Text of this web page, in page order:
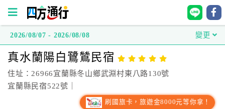
方
通
行
2026/08/07 - 2026/08/08 變更
真水蘭陽白鷺鷥民宿
住址：26966宜蘭縣冬山鄉武淵村東八路130號
宜蘭縣民宿522號｜
刷國旅卡，旅遊金8000元等你拿！